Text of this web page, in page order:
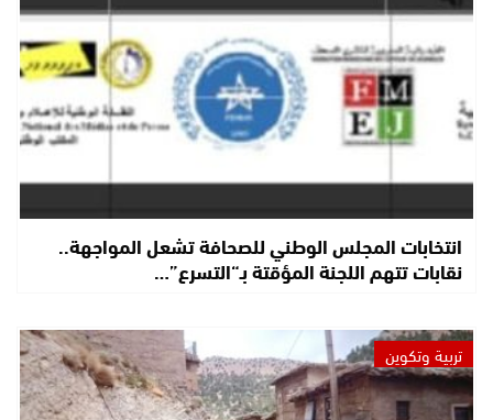
انتخابات المجلس الوطني للصحافة تشعل المواجهة..
نقابات تتهم اللجنة المؤقتة بـ“التسرع”…
تربية وتكوين